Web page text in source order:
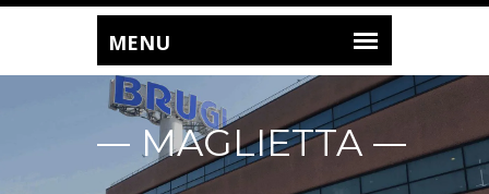
MAGLIETTA